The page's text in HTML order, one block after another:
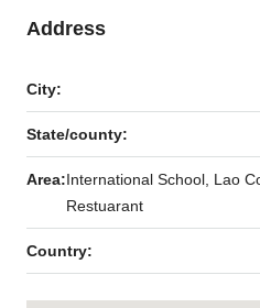
Address
City:
State/county:
Area:International School, Lao
Restuarant
Country: